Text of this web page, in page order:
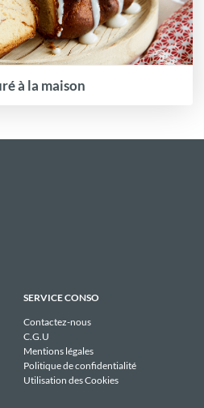
à la maison
SERVICE CONSO
Contactez-nous
C.G.U
Mentions légales
Politique de confidentialité
Utilisation des Cookies